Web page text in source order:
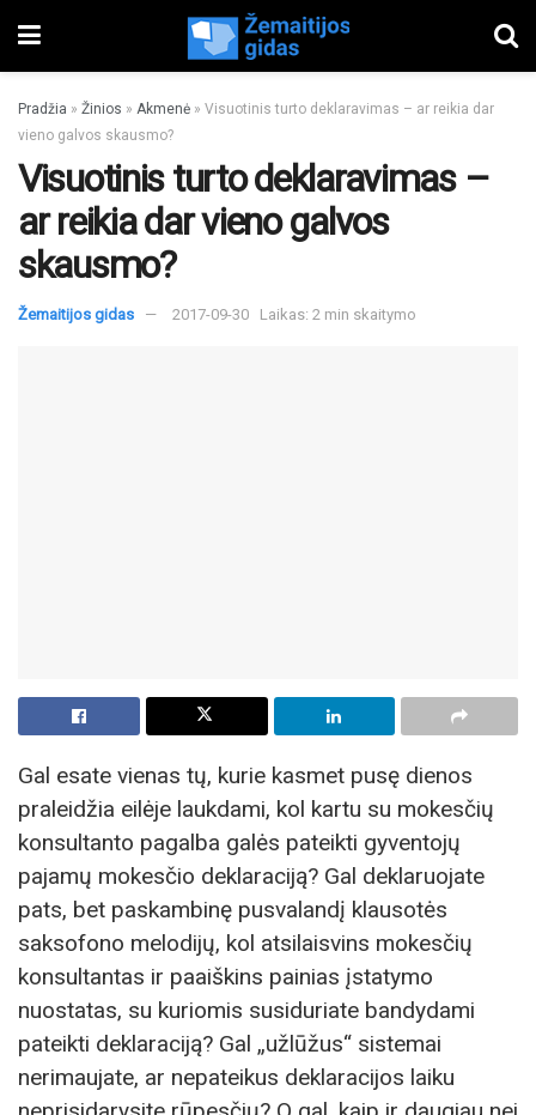
Pradžia » Žinios » Akmenė » Visuotinis turto deklaravimas – ar reikia dar
vieno galvos skausmo?
Visuotinis turto deklaravimas –
ar reikia dar vieno galvos
skausmo?
Žemaitijos gidas 2017-09-30 Laikas: 2 min skaitymo
Gal esate vienas tų, kurie kasmet pusę dienos
praleidžia eilėje laukdami, kol kartu su mokesčių
konsultanto pagalba galės pateikti gyventojų
pajamų mokesčio deklaraciją? Gal deklaruojate
pats, bet paskambinę pusvalandį klausotės
saksofono melodijų, kol atsilaisvins mokesčių
konsultantas ir paaiškins painias įstatymo
nuostatas, su kuriomis susiduriate bandydami
pateikti deklaraciją? Gal „užlūžus“ sistemai
nerimaujate, ar nepateikus deklaracijos laiku